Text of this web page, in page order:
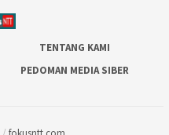
TENTANG KAMI
PEDOMAN MEDIA SIBER